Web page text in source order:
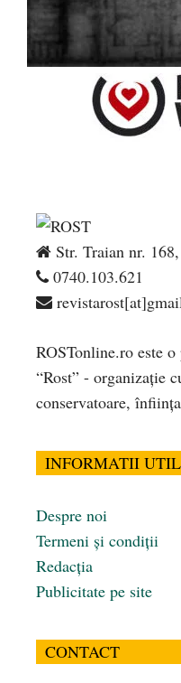
Str. Traian nr.
0740.103.621
ROSTonline.ro este
“Rost” - organizaţie
conservatoare,
INFORMATII
Despre noi
Termeni și condiții
Redacția
Publicitate pe site
CONTACT